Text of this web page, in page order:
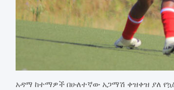
አዳማ ከተማዎች በሁለተኛው አጋማሽ ቀዝቀዝ ያለ